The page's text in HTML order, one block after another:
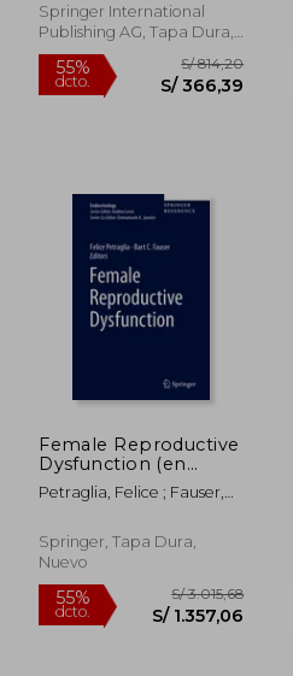
55%
dcto.
S/ 1.009,17
S/ 454,13
Springer International
Publishing AG, Tapa Dura,
Nuevo
Female Reproductive
Dysfunction (en
Inglés)
Petraglia, Felice ; Fauser,
Springer, Tapa Dura,
Nuevo